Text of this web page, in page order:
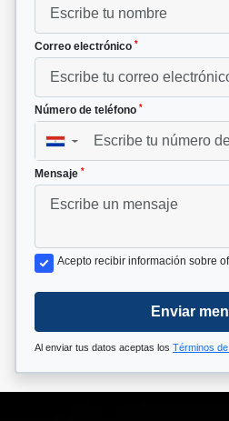
Correo electrónico *
Número de teléfono *
▼
Mensaje *
Acepto recibir información sobre
Enviar
Al enviar tus datos aceptas los Términos